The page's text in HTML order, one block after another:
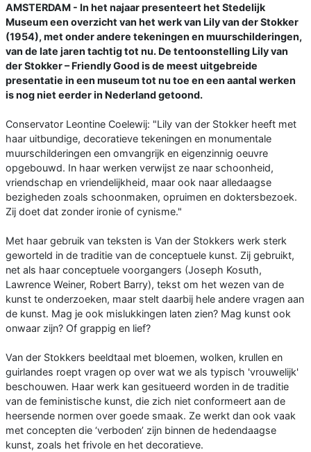
AMSTERDAM - In het najaar presenteert het Stedelijk
Museum een overzicht van het werk van Lily van der Stokker
(1954), met onder andere tekeningen en muurschilderingen,
van de late jaren tachtig tot nu. De tentoonstelling Lily van
der Stokker – Friendly Good is de meest uitgebreide
presentatie in een museum tot nu toe en een aantal werken
is nog niet eerder in Nederland getoond.
Conservator Leontine Coelewij: "Lily van der Stokker heeft met
haar uitbundige, decoratieve tekeningen en monumentale
muurschilderingen een omvangrijk en eigenzinnig oeuvre
opgebouwd. In haar werken verwijst ze naar schoonheid,
vriendschap en vriendelijkheid, maar ook naar alledaagse
bezigheden zoals schoonmaken, opruimen en doktersbezoek.
Zij doet dat zonder ironie of cynisme."
Met haar gebruik van teksten is Van der Stokkers werk sterk
geworteld in de traditie van de conceptuele kunst. Zij gebruikt,
net als haar conceptuele voorgangers (Joseph Kosuth,
Lawrence Weiner, Robert Barry), tekst om het wezen van de
kunst te onderzoeken, maar stelt daarbij hele andere vragen aan
de kunst. Mag je ook mislukkingen laten zien? Mag kunst ook
onwaar zijn? Of grappig en lief?
Van der Stokkers beeldtaal met bloemen, wolken, krullen en
guirlandes roept vragen op over wat we als typisch 'vrouwelijk'
beschouwen. Haar werk kan gesitueerd worden in de traditie
van de feministische kunst, die zich niet conformeert aan de
heersende normen over goede smaak. Ze werkt dan ook vaak
met concepten die ‘verboden’ zijn binnen de hedendaagse
kunst, zoals het frivole en het decoratieve.